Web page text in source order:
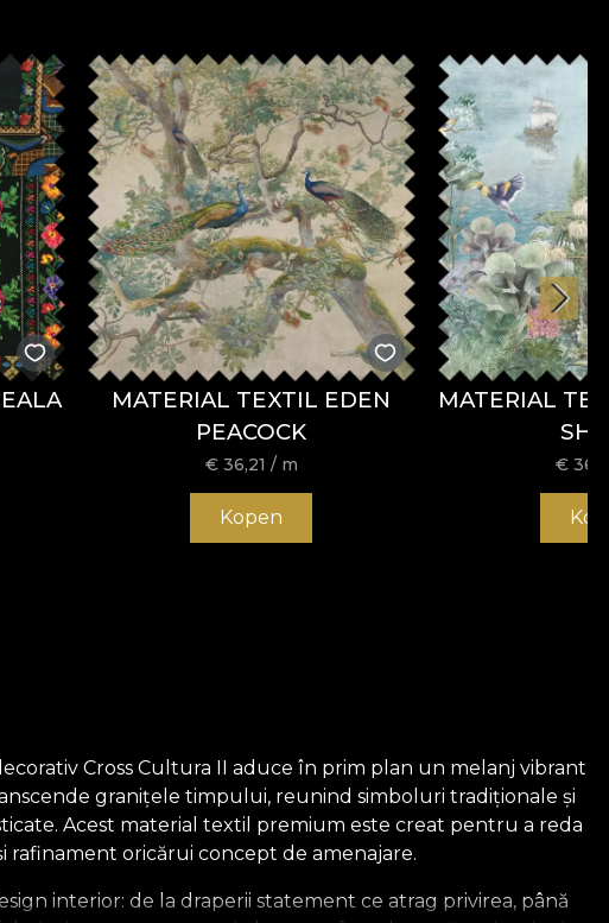
MATERIAL TEXTIL EDEN
PEACOCK
€ 36,21 / m
Kopen
MATERIAL
€
Cross Cultura II aduce în prim plan un melanj vibrant
granițele timpului, reunind simboluri tradiționale și
Acest material textil premium este creat pentru a reda
oricărui concept de amenajare.
interior: de la draperii statement ce atrag privirea, până